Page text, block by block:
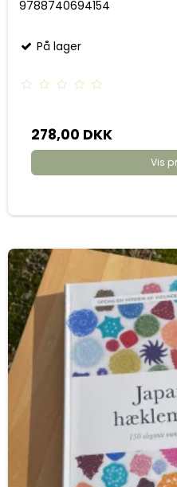
9788740694154
På lager
278,00 DKK
Vis